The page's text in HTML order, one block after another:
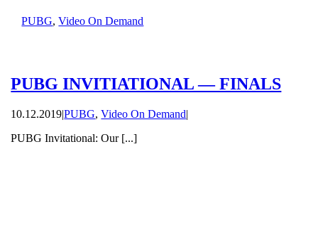
PUBG,Video On Demand
PUBG INVITIATIONAL — FINALS
10.12.2019|PUBG,Video On Demand|
PUBG Invitational: Our [...]